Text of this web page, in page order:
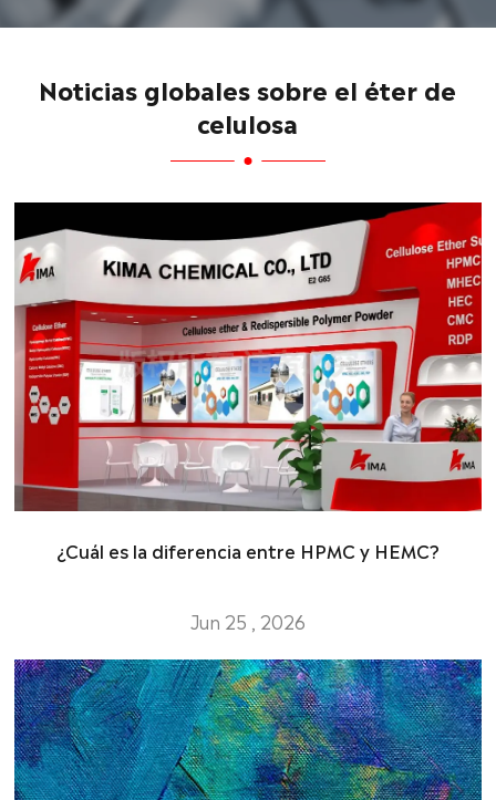
Noticias globales sobre el éter de
celulosa
¿Cuál es la diferencia entre HPMC y HEMC?
Jun 25 , 2026